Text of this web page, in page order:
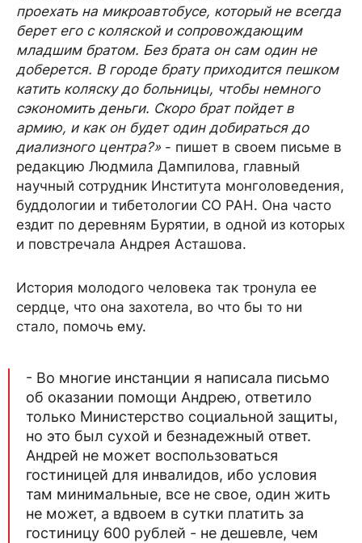
проехать на микроавтобусе, который не всегда
берет его с коляской и сопровождающим
младшим братом. Без брата он сам один не
доберется. В городе брату приходится пешком
катить коляску до больницы, чтобы немного
сэкономить деньги. Скоро брат пойдет в
армию, и как он будет один добираться до
диализного центра?» - пишет в своем письме в
редакцию Людмила Дампилова, главный
научный сотрудник Института монголоведения,
буддологии и тибетологии СО РАН. Она часто
ездит по деревням Бурятии, в одной из которых
и повстречала Андрея Асташова.
История молодого человека так тронула ее
сердце, что она захотела, во что бы то ни
стало, помочь ему.
- Во многие инстанции я написала письмо
об оказании помощи Андрею, ответило
только Министерство социальной защиты,
но это был сухой и безнадежный ответ.
Андрей не может воспользоваться
гостиницей для инвалидов, ибо условия
там минимальные, все не свое, один жить
не может, а вдвоем в сутки платить за
гостиницу 600 рублей - не дешевле, чем